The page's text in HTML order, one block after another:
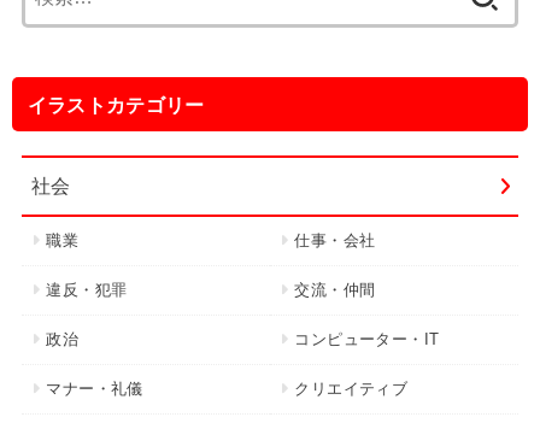
索:
イラストカテゴリー
社会
職業 仕事・会社
違反・犯罪 交流・仲間
政治 コンピューター・IT
マナー・礼儀 クリエイティブ